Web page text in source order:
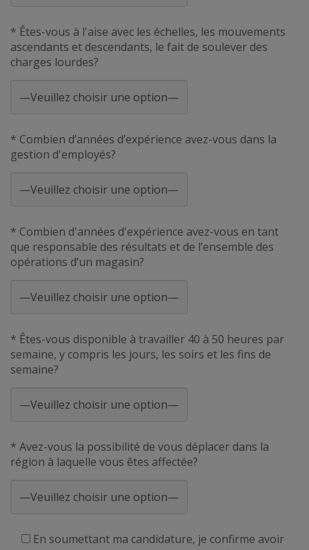
* Êtes-vous à l'aise avec les échelles, les mouvements
ascendants et descendants, le fait de soulever des
charges lourdes?
* Combien d’années d’expérience avez-vous dans la
gestion d'employés?
* Combien d'années d'expérience avez-vous en tant
que responsable des résultats et de l’ensemble des
opérations d’un magasin?
* Êtes-vous disponible à travailler 40 à 50 heures par
semaine, y compris les jours, les soirs et les fins de
semaine?
* Avez-vous la possibilité de vous déplacer dans la
région à laquelle vous êtes affectée?
En soumettant ma candidature, je confirme avoir